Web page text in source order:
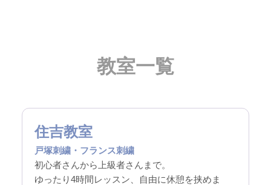
教室一覧
住吉教室
戸塚刺繍・フランス刺繍
初心者さんから上級者さんまで。
ゆったり4時間レッスン、自由に休憩を挟めま